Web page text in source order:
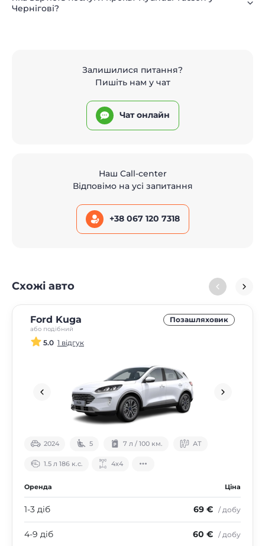
Чернігові?
Залишилися питання?
Пишіть нам у чат
Чат онлайн
Наш Call-center
Відповімо на усі запитання
+38 067 120 7318
Схожі авто
Ford Kuga
або подібний
Позашляховик
5.0 1 відгук
2024 5 7 л / 100 км. АТ
1.5 л 186 к.с. 4х4
Оренда Ціна
1-3 діб 69 € / добу
4-9 діб 60 € / добу